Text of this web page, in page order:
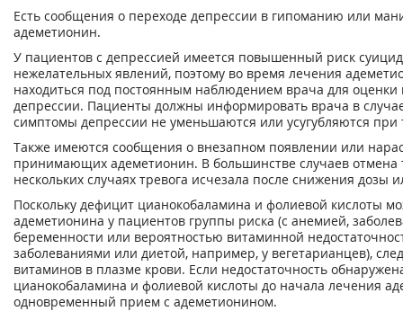
Есть сообщения о переходе депрессии в гипоманию или
адеметионин.
У пациентов с депрессией имеется повышенный риск
нежелательных явлений, поэтому во время лечения
находиться под постоянным наблюдением врача для
депрессии. Пациенты должны информировать врача в
симптомы депрессии не уменьшаются или усугубляются
Также имеются сообщения о внезапном появлении или
принимающих адеметионин. В большинстве случаев отмена
нескольких случаях тревога исчезала после снижения дозы
Поскольку дефицит цианокобаламина и фолиевой кислоты
адеметионина у пациентов группы риска (с анемией,
беременности или вероятностью витаминной
заболеваниями или диетой, например, у вегетарианцев),
витаминов в плазме крови. Если недостаточность
цианокобаламина и фолиевой кислоты до начала лечения
одновременный прием с адеметионином.